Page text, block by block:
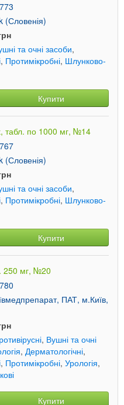
(Словенія)
та очні засоби,
, Протимікробні, Шлунково-
Купити
табл. по 1000 мг, №14
(Словенія)
та очні засоби,
, Протимікробні, Шлунково-
Купити
250 мг, №20
ПАТ, м.Київ,
, Вушні та очні
, Дерматологічні,
, Протимікробні, Урологія,
Купити